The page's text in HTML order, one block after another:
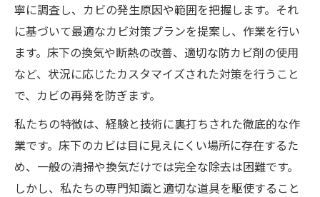
寧に調査し、カビの発生原因や範囲を把握します。それ
に基づいて最適なカビ対策プランを提案し、作業を行い
ます。床下の換気や断熱の改善、適切な防カビ剤の使用
など、状況に応じたカスタマイズされた対策を行うこと
で、カビの再発を防ぎます。
私たちの特徴は、経験と技術に裏打ちされた徹底的な作
業です。床下のカビは目に見えにくい場所に存在するた
め、一般の清掃や換気だけでは完全な除去は困難です。
しかし、私たちの専門知識と適切な道具を駆使すること